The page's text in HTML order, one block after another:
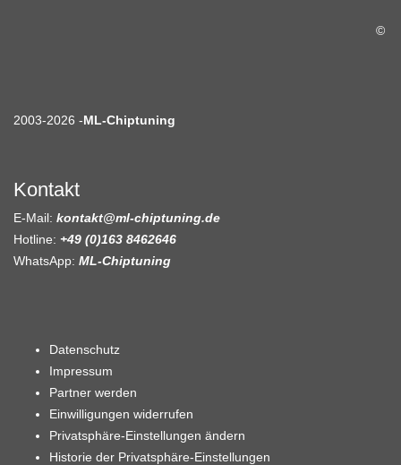
©
2003-2026 -ML-Chiptuning
Kontakt
E-Mail: kontakt@ml-chiptuning.de
Hotline: +49 (0)163 8462646
WhatsApp: ML-Chiptuning
Datenschutz
Impressum
Partner werden
Einwilligungen widerrufen
Privatsphäre-Einstellungen ändern
Historie der Privatsphäre-Einstellungen